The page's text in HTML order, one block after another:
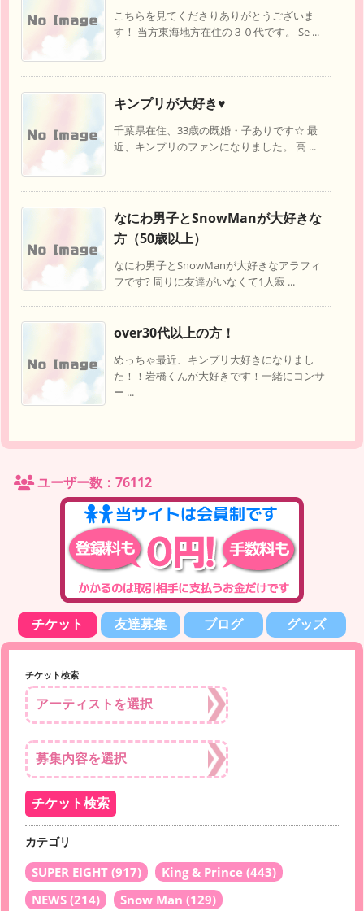
こちらを見てくださりありがとうございま
す！ 当方東海地方在住の３０代です。 Se ...
キンプリが大好き♥️
千葉県在住、33歳の既婚・子ありです☆ 最
近、キンプリのファンになりました。 高 ...
なにわ男子とSnowManが大好きな
方（50歳以上）
なにわ男子とSnowManが大好きなアラフィ
フです? 周りに友達がいなくて1人寂 ...
over30代以上の方！
めっちゃ最近、キンプリ大好きになりまし
た！！岩橋くんが大好きです！一緒にコンサ
ー ...
ユーザー数：76112
チケット 友達募集 ブログ グッズ
チケット検索
カテゴリ
SUPER EIGHT (917) King & Prince (443)
NEWS (214) Snow Man (129)